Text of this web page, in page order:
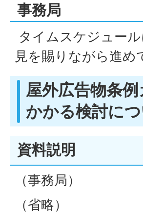
事務局
タイムスケジュー
見を賜りながら進
屋外広告物条
かかる検討に
資料説明
（事務局）
（省略）